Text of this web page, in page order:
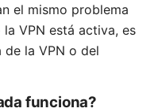
el mismo problema
VPN está activa, es
la VPN o del
funciona?